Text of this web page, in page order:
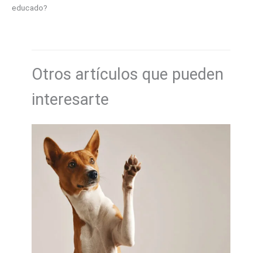
educado?
Otros artículos que pueden
interesarte